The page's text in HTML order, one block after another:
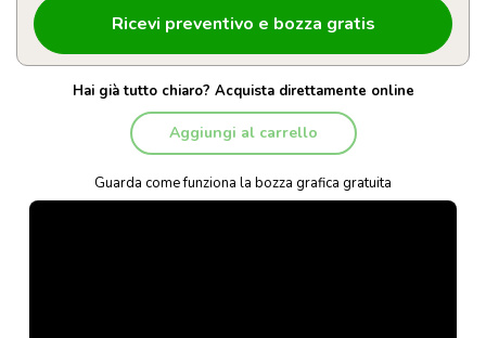
Hai già tutto chiaro? Acquista direttamente online
Aggiungi al carrello
Guarda come funziona la bozza grafica gratuita